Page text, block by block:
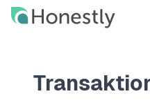
Skip
Skip